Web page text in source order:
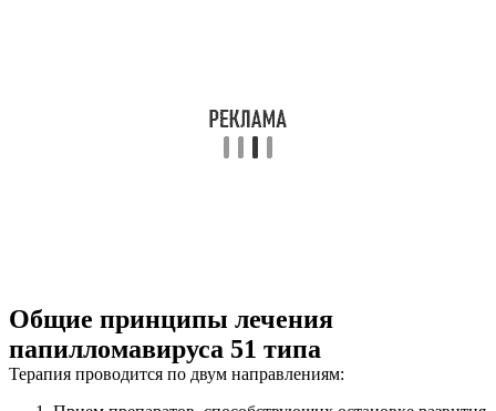
Общие принципы лечения
папилломавируса 51 типа
Терапия проводится по двум направлениям: